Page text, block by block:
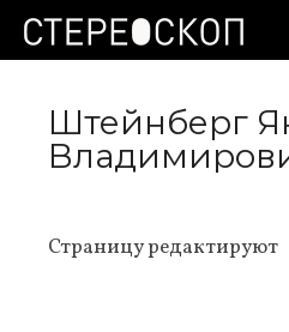
Штейнберг
Страницу редактируют